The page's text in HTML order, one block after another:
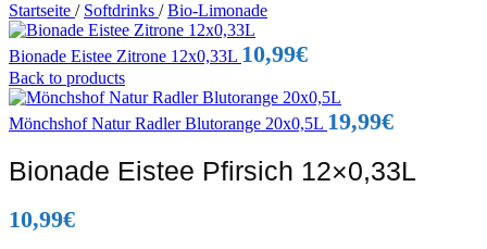
Startseite / Softdrinks / Bio-Limonade
Bionade Eistee Zitrone 12x0,33L 10,99€
Back to products
Mönchshof Natur Radler Blutorange 20x0,5L 19,99€
Bionade Eistee Pfirsich 12×0,33L
10,99€